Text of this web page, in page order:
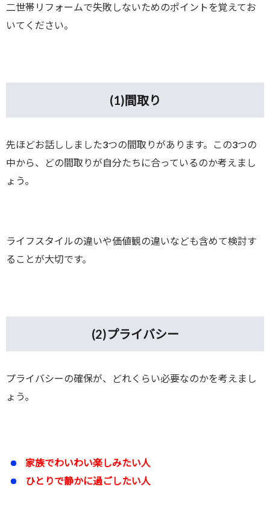
二世帯リフォームで失敗しないためのポイントを覚えてお
いてください。
(1)間取り
先ほどお話ししました3つの間取りがあります。この3つの
中から、どの間取りが自分たちに合っているのか考えまし
ょう。
ライフスタイルの違いや価値観の違いなども含めて検討す
ることが大切です。
(2)プライバシー
プライバシーの確保が、どれくらい必要なのかを考えまし
ょう。
家族でわいわい楽しみたい人
ひとりで静かに過ごしたい人